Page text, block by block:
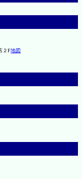
２F地図